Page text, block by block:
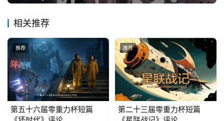
小
说
库
相关推荐
推荐
第五十六届零重力杯短篇
推荐
第二十三届零重力杯短篇